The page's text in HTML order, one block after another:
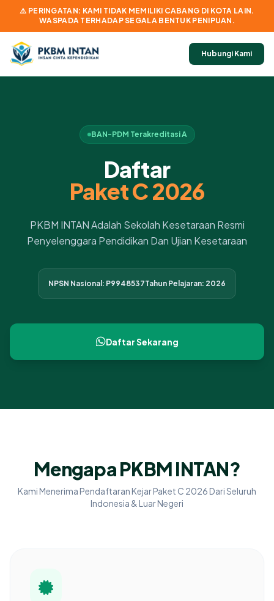
⚠️ PERINGATAN: KAMI TIDAK MEMILIKI CABANG DI KOTA LAIN.
WASPADA TERHADAP SEGALA BENTUK PENIPUAN.
Hubungi Kami
BAN-PDM Terakreditasi A
Daftar
Paket C 2026
PKBM INTAN Adalah Sekolah Kesetaraan Resmi
Penyelenggara Pendidikan Dan Ujian Kesetaraan
NPSN Nasional: P9948537Tahun Pelajaran: 2026
Daftar Sekarang
Mengapa PKBM INTAN?
Kami Menerima Pendaftaran Kejar Paket C 2026 Dari Seluruh
Indonesia & Luar Negeri